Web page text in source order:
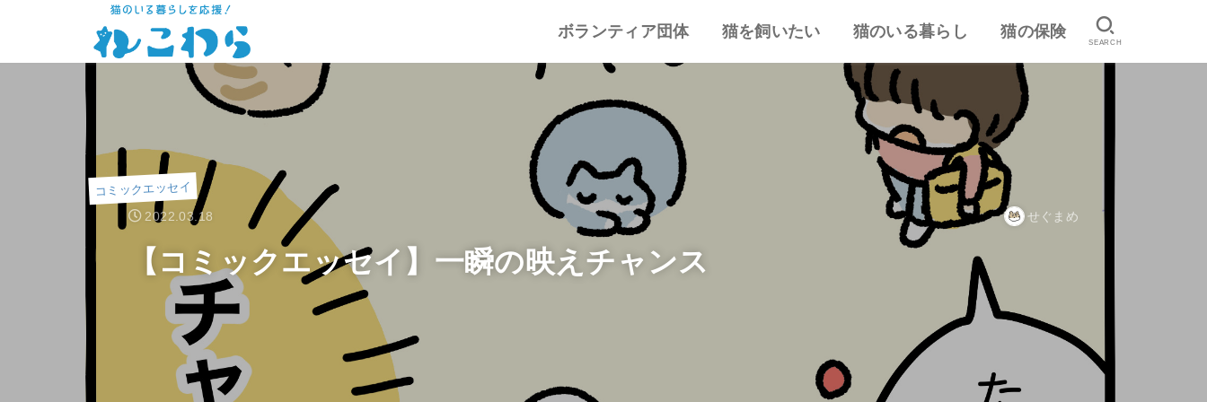
ボランティア団体
譲渡会・里親会
猫カフェ
特集記事
動物愛護・ボランティア
地域別まとめ
猫を飼いたい
色々な猫種ランキング
猫のいる暮らし
猫のしつけ
猫とのスキンシップ
猫の食事・栄養管理
猫の気持ち
病気予防・医学
おすすめ猫用品・グッズ
猫の習性
猫の保険
ペット保険の口コミ・評判
失敗しないペット保険
SEARCH
コミックエッセイ
2022.03.18 せぐまめ
【コミックエッセイ】一瞬の映えチャンス